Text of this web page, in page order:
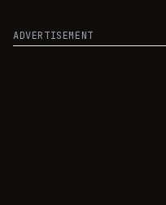
ADVERTISEMENT